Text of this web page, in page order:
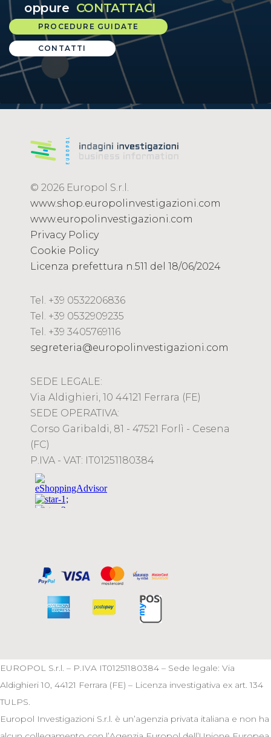
oppure CONTATTACI
PROCEDURE GUIDATE
CONTATTI
© 2026 Europol S.r.l.
www.shop.europolinvestigazioni.com
www.europolinvestigazioni.com
Privacy Policy
Cookie Policy
Licenza prefettura n.511 del 18/06/2024
Tel. +39 0532206836
Tel. +39 0532909235
Tel. +39 3405769116
segreteria@europolinvestigazioni.com
SEDE LEGALE:
Via Aldighieri, 10 44121 Ferrara (FE)
SEDE OPERATIVA:
Corso Garibaldi, 81 - 47521 Forlì - Cesena
(FC)
P.IVA - VAT: IT01251180384
EUROPOL S.r.l. – P.IVA IT01251180384 – Sede legale: Via
Aldighieri 10, 44121 Ferrara (FE) – Licenza investigativa ex art. 134
TULPS.
Europol Investigazioni S.r.l. è un’agenzia privata italiana e non ha